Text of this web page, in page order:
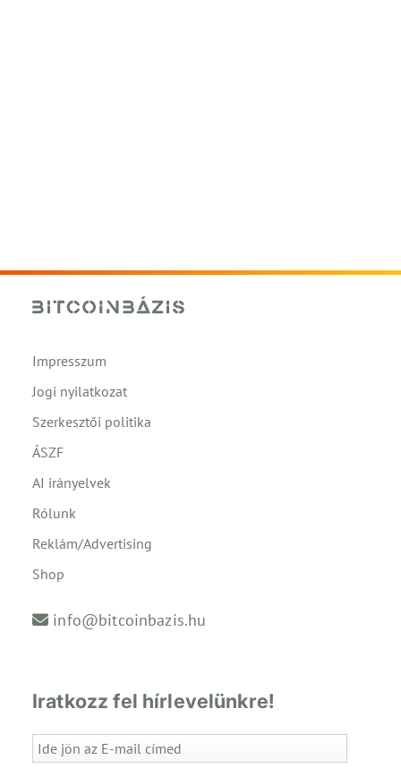
Impresszum
Jogi nyilatkozat
Szerkesztői politika
ÁSZF
AI irányelvek
Rólunk
Reklám/Advertising
Shop
info@bitcoinbazis.hu
Iratkozz fel hírlevelünkre!